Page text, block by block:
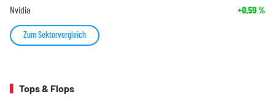
Nvidia +0,59%
Zum Sektorvergleich
Tops & Flops